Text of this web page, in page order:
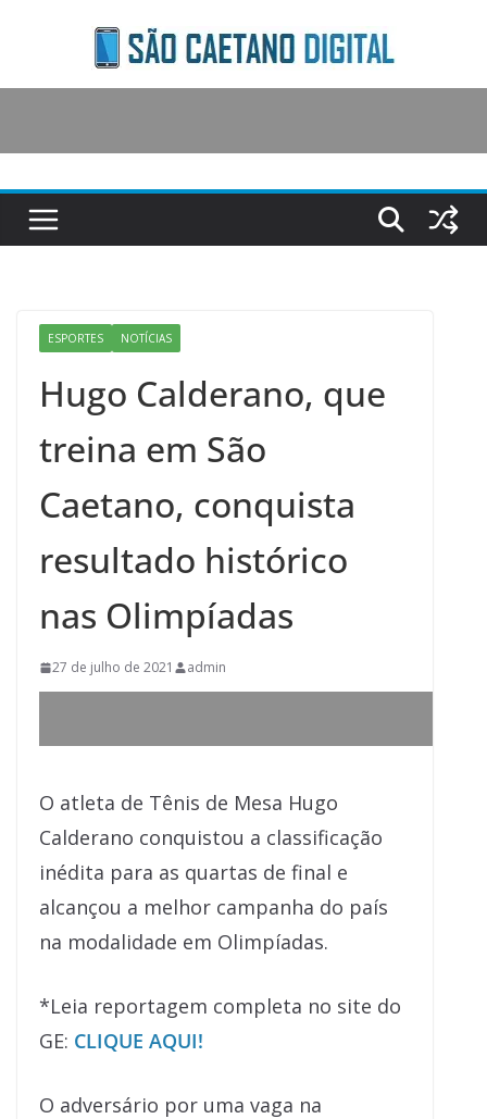
content
ESPORTES NOTÍCIAS
Hugo Calderano, que
treina em São
Caetano, conquista
resultado histórico
nas Olimpíadas
27 de julho de 2021 admin
O atleta de Tênis de Mesa Hugo
Calderano conquistou a classificação
inédita para as quartas de final e
alcançou a melhor campanha do país
na modalidade em Olimpíadas.
*Leia reportagem completa no site do
GE: CLIQUE AQUI!
O adversário por uma vaga na